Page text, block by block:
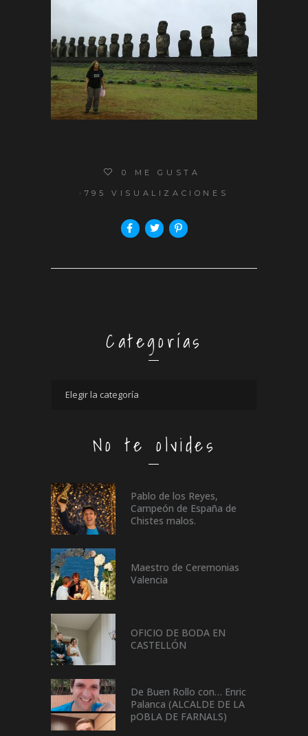
0 ME GUSTA
795 VISUALIZACIONES
Categorías
No te olvides
Pablo de los Reyes,
Campeón de España de
Chistes malos.
Maestro de Ceremonias
Valencia
OFICIO DE BODA EN
CASTELLÓN
De Buen Rollo con… Enric
Palanca (ALCALDE DE LA
pOBLA DE FARNALS)